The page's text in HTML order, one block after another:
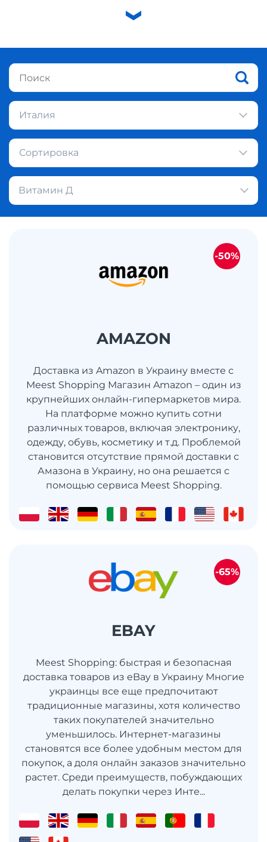
Италия
Сортировка
Витамин Д
AMAZON
Доставка из Amazon в Украину вместе с
Meest Shopping Магазин Amazon – один из
крупнейших онлайн-гипермаркетов мира.
На платформе можно купить сотни
различных товаров, включая электронику,
одежду, обувь, косметику и т.д. Проблемой
становится отсутствие прямой доставки с
Амазона в Украину, но она решается с
помощью сервиса Meest Shopping.
-50%
EBAY
Meest Shopping: быстрая и безопасная
доставка товаров из eBay в Украину Многие
украинцы все еще предпочитают
традиционные магазины, хотя количество
таких покупателей значительно
уменьшилось. Интернет-магазины
становятся все более удобным местом для
покупок, а доля онлайн заказов значительно
растет. Среди преимуществ, побуждающих
делать покупки через Инте...
-65%